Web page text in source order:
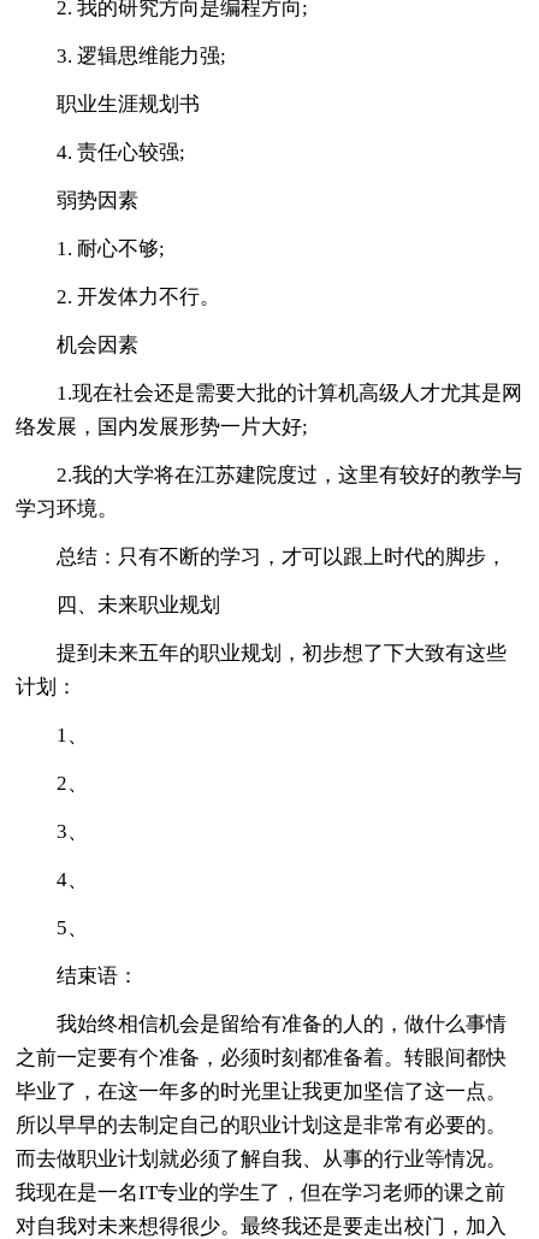
2. 我的研究方向是编程方向;
3. 逻辑思维能力强;
职业生涯规划书
4. 责任心较强;
弱势因素
1. 耐心不够;
2. 开发体力不行。
机会因素
1.现在社会还是需要大批的计算机高级人才尤其是网
络发展，国内发展形势一片大好;
2.我的大学将在江苏建院度过，这里有较好的教学与
学习环境。
总结：只有不断的学习，才可以跟上时代的脚步，
四、未来职业规划
提到未来五年的职业规划，初步想了下大致有这些
计划：
1、
2、
3、
4、
5、
结束语：
我始终相信机会是留给有准备的人的，做什么事情
之前一定要有个准备，必须时刻都准备着。转眼间都快
毕业了，在这一年多的时光里让我更加坚信了这一点。
所以早早的去制定自己的职业计划这是非常有必要的。
而去做职业计划就必须了解自我、从事的行业等情况。
我现在是一名IT专业的学生了，但在学习老师的课之前
对自我对未来想得很少。最终我还是要走出校门，加入